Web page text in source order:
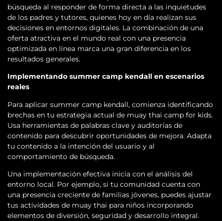
búsqueda al responder de forma directa a las inquietudes
de los padres y tutores, quienes hoy en día realizan sus
decisiones en entornos digitales. La combinación de una
oferta atractiva en el mundo real con una presencia
optimizada en línea marca una gran diferencia en los
resultados generales.
Implementando summer camp kendall en escenarios
reales
Para aplicar summer camp kendall, comienza identificando
brechas en tu estrategia actual de muay thai camp for kids.
Usa herramientas de palabras clave y auditorías de
contenido para descubrir oportunidades de mejora. Adapta
tu contenido a la intención del usuario y al
comportamiento de búsqueda.
Una implementación efectiva inicia con el análisis del
entorno local. Por ejemplo, si tu comunidad cuenta con
una presencia creciente de familias jóvenes, puedes ajustar
tus actividades de muay thai para niños incorporando
elementos de diversión, seguridad y desarrollo integral.